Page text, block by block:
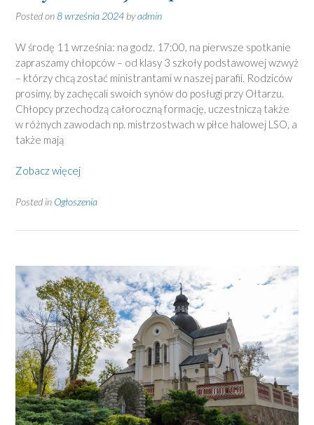
Posted on8 września 2024 byadmin
W środę 11 września: na godz. 17:00, na pierwsze spotkanie
zapraszamy chłopców – od klasy 3 szkoły podstawowej wzwyż
– którzy chcą zostać ministrantami w naszej parafii. Rodziców
prosimy, by zachęcali swoich synów do posługi przy Ołtarzu.
Chłopcy przechodzą całoroczną formację, uczestniczą także
w różnych zawodach np. mistrzostwach w piłce halowej LSO, a
także mają
Zobacz więcej
Posted in Ogłoszenia